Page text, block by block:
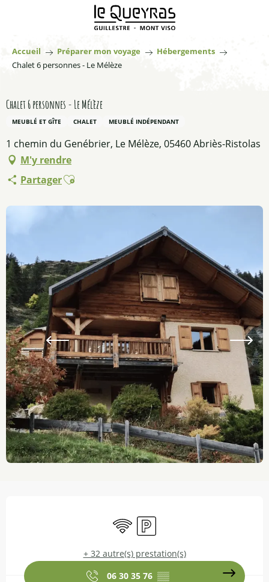
principal
Accueil Préparer mon voyage
Hébergements
Chalet 6 personnes - Le Mélèze
Chalet 6 personnes - Le Mélèze
MEUBLÉ ET GÎTE CHALET MEUBLÉ INDÉPENDANT
1 chemin du Genébrier, Le Mélèze, 05460 Abriès-Ristolas
M'y rendre
PartagerAjouter aux favoris
WiFi Parking
+ 32 autre(s) prestation(s)
06 30 35 76 ▒▒